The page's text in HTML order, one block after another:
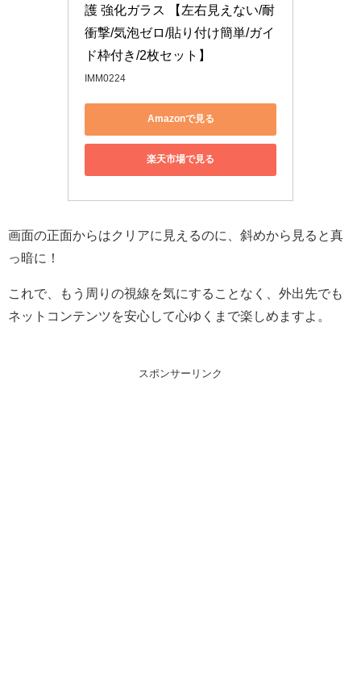
護 強化ガラス 【左右見えない/耐
衝撃/気泡ゼロ/貼り付け簡単/ガイ
ド枠付き/2枚セット】
IMM0224
Amazonで見る
楽天市場で見る
画面の正面からはクリアに見えるのに、斜めから見ると真
っ暗に！
これで、もう周りの視線を気にすることなく、外出先でも
ネットコンテンツを安心して心ゆくまで楽しめますよ。
スポンサーリンク